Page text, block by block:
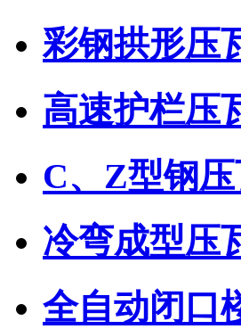
彩钢拱形压
高速护栏压
C、Z型钢压
冷弯成型压
全自动闭口